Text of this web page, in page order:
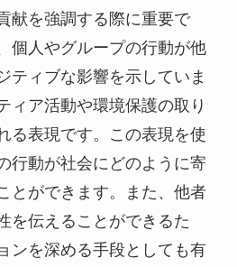
献を強調する際に重要で
個人やグループの行動が他
ティブな影響を示していま
ィア活動や環境保護の取り
る表現です。この表現を使
行動が社会にどのように寄
とができます。また、他者
を伝えることができるた
ンを深める手段としても有